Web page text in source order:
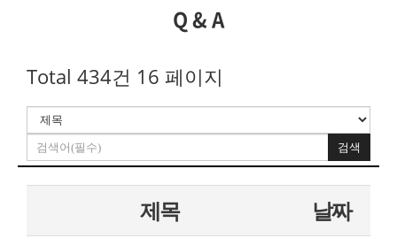
Q & A
Total 434건 16 페이지
검색
제목 날짜